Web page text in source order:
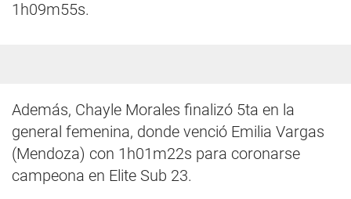
1h09m55s.
Además, Chayle Morales finalizó 5ta en la
general femenina, donde venció Emilia Vargas
(Mendoza) con 1h01m22s para coronarse
campeona en Elite Sub 23.